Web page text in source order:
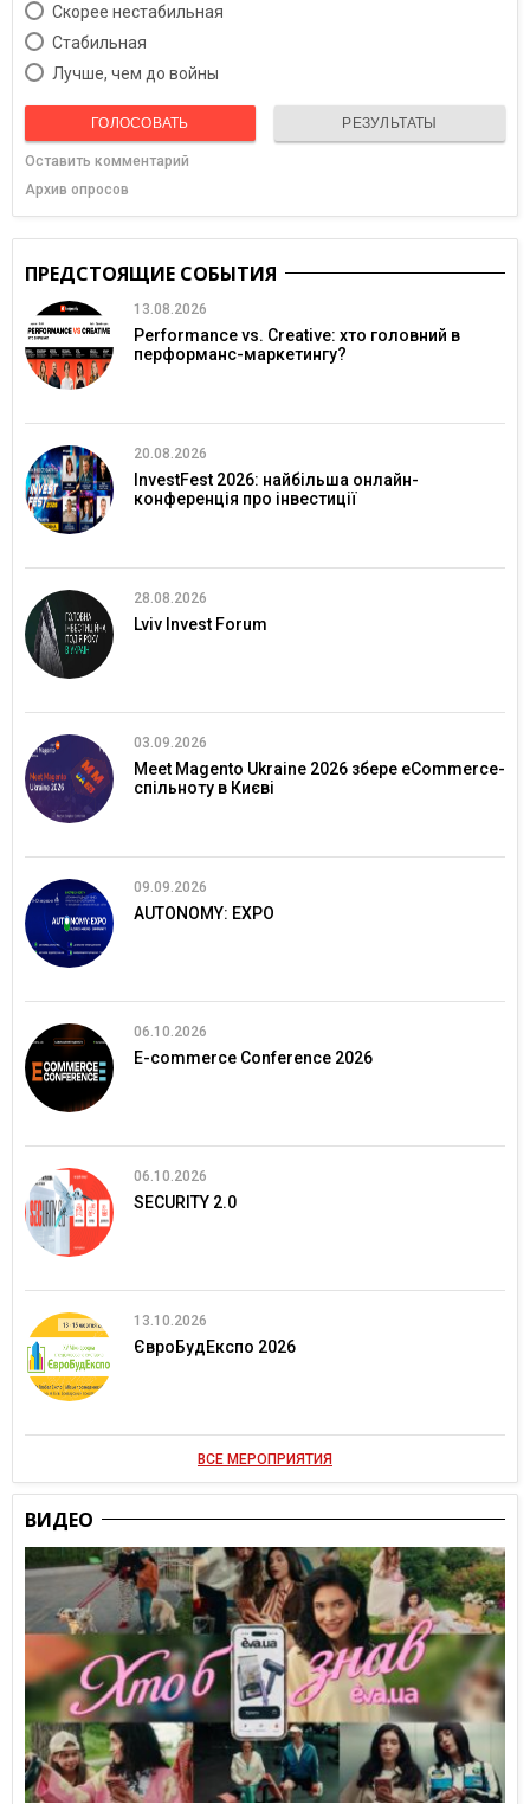
Скорее нестабильная
Cтабильная
Лучше, чем до войны
ГОЛОСОВАТЬ РЕЗУЛЬТАТЫ
Оставить комментарий
Архив опросов
ПРЕДСТОЯЩИЕ СОБЫТИЯ
13.08.2026
Performance vs. Creative: хто головний в
перформанс-маркетингу?
20.08.2026
InvestFest 2026: найбільша онлайн-
конференція про інвестиції
28.08.2026
Lviv Invest Forum
03.09.2026
Meet Magento Ukraine 2026 збере eCommerce-
спільноту в Києві
09.09.2026
AUTONOMY: EXPO
06.10.2026
E-commerce Conference 2026
06.10.2026
SECURITY 2.0
13.10.2026
ЄвроБудЕкспо 2026
ВСЕ МЕРОПРИЯТИЯ
ВИДЕО